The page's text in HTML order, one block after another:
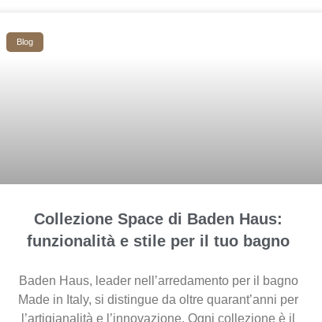
Blog
Collezione Space di Baden Haus:
funzionalità e stile per il tuo bagno
Baden Haus, leader nell’arredamento per il bagno
Made in Italy, si distingue da oltre quarant’anni per
l’artigianalità e l’innovazione. Ogni collezione è il